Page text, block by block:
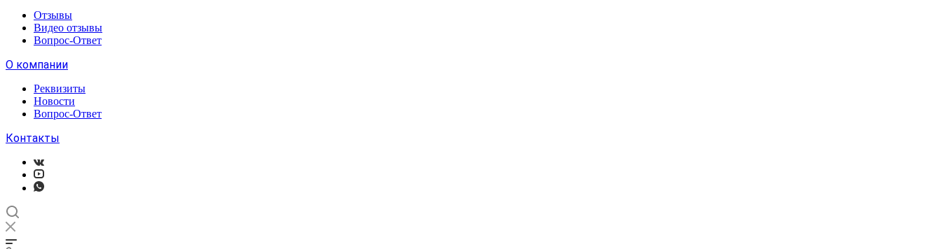
Отзывы
Видео отзывы
Вопрос-Ответ
О компании
Реквизиты
Новости
Вопрос-Ответ
Контакты